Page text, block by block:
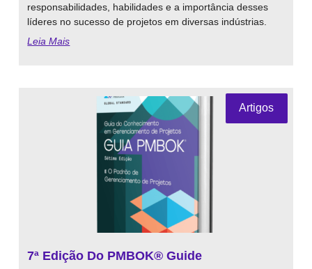
responsabilidades, habilidades e a importância desses
líderes no sucesso de projetos em diversas indústrias.
Leia Mais
Artigos
7ª Edição Do PMBOK® Guide